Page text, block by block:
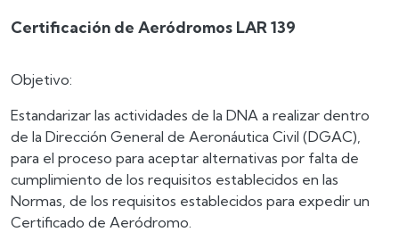
Certificación de Aeródromos LAR 139
Objetivo:
Estandarizar las actividades de la DNA a realizar dentro
de la Dirección General de Aeronáutica Civil (DGAC),
para el proceso para aceptar alternativas por falta de
cumplimiento de los requisitos establecidos en las
Normas, de los requisitos establecidos para expedir un
Certificado de Aeródromo.